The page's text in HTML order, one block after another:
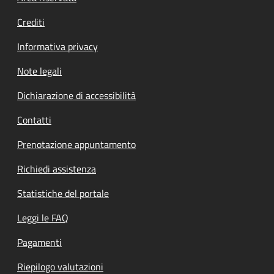
Crediti
Informativa privacy
Note legali
Dichiarazione di accessibilità
Contatti
Prenotazione appuntamento
Richiedi assistenza
Statistiche del portale
Leggi le FAQ
Pagamenti
Riepilogo valutazioni